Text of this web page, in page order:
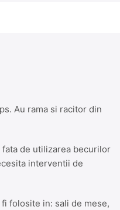
Au rama si racitor din
de utilizarea becurilor
interventii de
folosite in: sali de mese,